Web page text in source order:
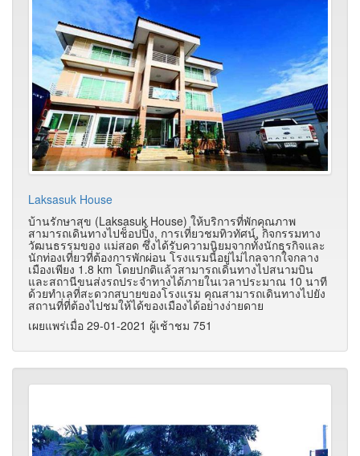
Laksasuk House
บ้านรักษาสุข (Laksasuk House) ให้บริการที่พักคุณภาพ
สามารถเดินทางไปช็อปปิ้ง, การเที่ยวชมทิวทัศน์, กิจกรรมทาง
วัฒนธรรมของ แม่สอด ซึ่งได้รับความนิยมจากทั้งนักธุรกิจและ
นักท่องเที่ยวที่ต้องการพักผ่อน โรงแรมนี้อยู่ไม่ไกลจากใจกลาง
เมืองเพียง 1.8 km โดยปกติแล้วสามารถเดินทางไปสนามบิน
และสถานีขนส่งรถประจำทางได้ภายในเวลาประมาณ 10 นาที
ด้วยทำเลที่สะดวกสบายของโรงแรม คุณสามารถเดินทางไปยัง
สถานที่ที่ต้องไปชมให้ได้ของเมืองได้อย่างง่ายดาย
เผยแพร่เมื่อ 29-01-2021 ผู้เช้าชม 751